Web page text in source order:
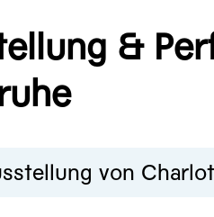
&
von